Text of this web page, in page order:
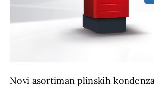
Novi asortiman plinskih